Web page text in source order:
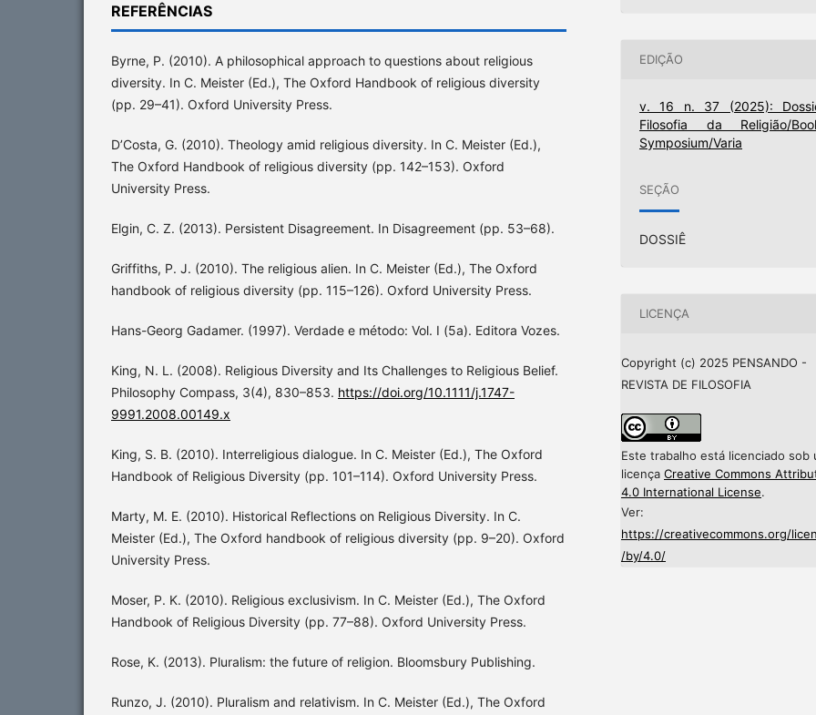
REFERÊNCIAS
Byrne, P. (2010). A philosophical approach to questions about religious
diversity. In C. Meister (Ed.), The Oxford Handbook of religious diversity
(pp. 29–41). Oxford University Press.
D’Costa, G. (2010). Theology amid religious diversity. In C. Meister (Ed.),
The Oxford Handbook of religious diversity (pp. 142–153). Oxford
University Press.
Elgin, C. Z. (2013). Persistent Disagreement. In Disagreement (pp. 53–68).
Griffiths, P. J. (2010). The religious alien. In C. Meister (Ed.), The Oxford
handbook of religious diversity (pp. 115–126). Oxford University Press.
Hans-Georg Gadamer. (1997). Verdade e método: Vol. I (5a). Editora Vozes.
King, N. L. (2008). Religious Diversity and Its Challenges to Religious Belief.
Philosophy Compass, 3(4), 830–853. https://doi.org/10.1111/j.1747-
9991.2008.00149.x
King, S. B. (2010). Interreligious dialogue. In C. Meister (Ed.), The Oxford
Handbook of Religious Diversity (pp. 101–114). Oxford University Press.
Marty, M. E. (2010). Historical Reflections on Religious Diversity. In C.
Meister (Ed.), The Oxford handbook of religious diversity (pp. 9–20). Oxford
University Press.
Moser, P. K. (2010). Religious exclusivism. In C. Meister (Ed.), The Oxford
Handbook of Religious Diversity (pp. 77–88). Oxford University Press.
Rose, K. (2013). Pluralism: the future of religion. Bloomsbury Publishing.
Runzo, J. (2010). Pluralism and relativism. In C. Meister (Ed.), The Oxford
EDIÇÃO
v. 16 n. 37 (2025):
Filosofia da Religião/
Symposium/Varia
SEÇÃO
DOSSIÊ
LICENÇA
Copyright (c) 2025 PENSANDO -
REVISTA DE FILOSOFIA
Este trabalho está licenciado sob
licença Creative Commons
4.0 International License.
Ver:
https://creativecommons.org/
/by/4.0/